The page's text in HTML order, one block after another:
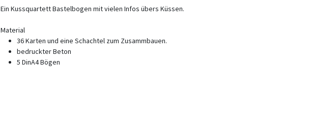
Ein Kussquartett Bastelbogen mit vielen Infos übers Küssen.
Material
36 Karten und eine Schachtel zum Zusammbauen.
bedruckter Beton
5 DinA4 Bögen